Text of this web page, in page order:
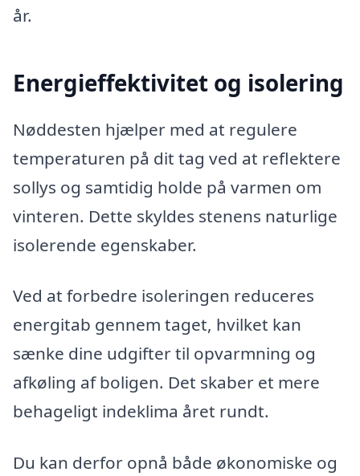
år.
Energieffektivitet og isolering
Nøddesten hjælper med at regulere
temperaturen på dit tag ved at reflektere
sollys og samtidig holde på varmen om
vinteren. Dette skyldes stenens naturlige
isolerende egenskaber.
Ved at forbedre isoleringen reduceres
energitab gennem taget, hvilket kan
sænke dine udgifter til opvarmning og
afkøling af boligen. Det skaber et mere
behageligt indeklima året rundt.
Du kan derfor opnå både økonomiske og